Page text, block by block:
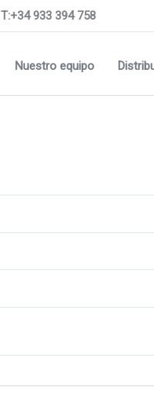
T:+34 933 394 758
Nuestro equipo